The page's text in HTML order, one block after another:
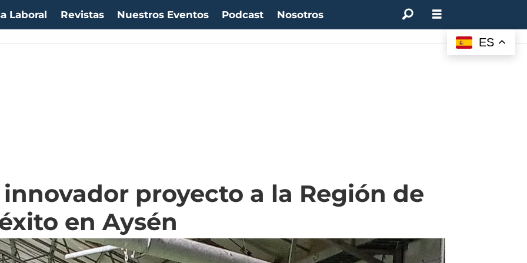
Laboral Revistas Nuestros Eventos Podcast Nosotros
proyecto a la Región de
en Aysén
ES
Bitcoin: $64.600,08